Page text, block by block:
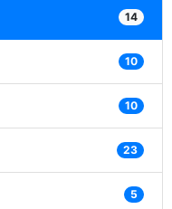
14
10
10
23
5